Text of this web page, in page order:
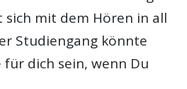
sich mit dem Hören in all
Studiengang könnte
für dich sein, wenn Du